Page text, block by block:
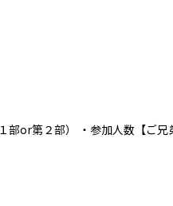
or第２部） ・参加人数【ご